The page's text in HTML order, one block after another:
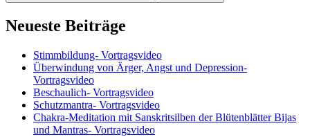
Neueste Beiträge
Stimmbildung- Vortragsvideo
Überwindung von Ärger, Angst und Depression-
Vortragsvideo
Beschaulich- Vortragsvideo
Schutzmantra- Vortragsvideo
Chakra-Meditation mit Sanskritsilben der Blütenblätter Bijas
und Mantras- Vortragsvideo